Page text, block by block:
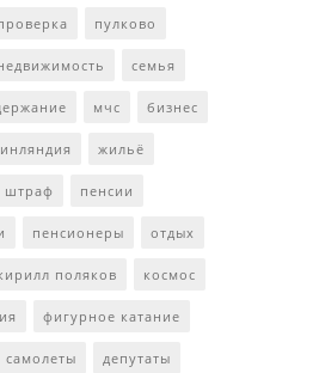
пулково
семья
мчс бизнес
жильё
штраф пенсии
пенсионеры отдых
поляков космос
фигурное катание
самолеты депутаты